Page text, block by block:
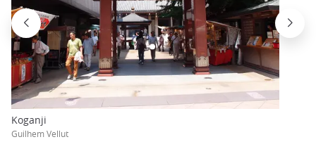
Koganji
Guilhem Vellut